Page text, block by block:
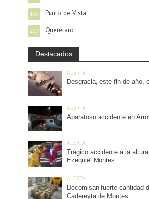
Punto de Vista
149
Querétaro
207
Destacados
ALERTA
Desgracia, este fin de año,
ALERTA
Aparatoso accidente en
ALERTA
Trágico accidente a la
Ezequiel Montes
ALERTA
Decomisan fuerte cantidad
Cadereyta de Montes